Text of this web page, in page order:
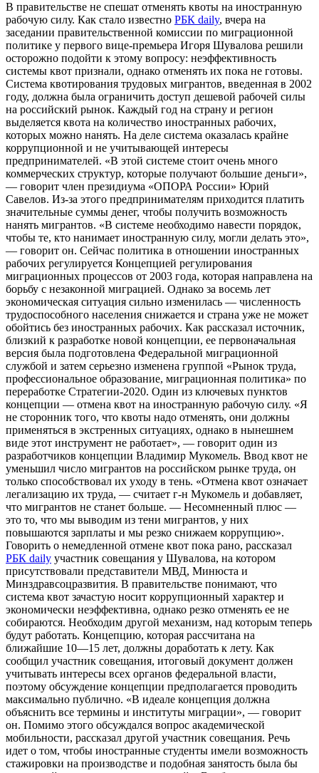
В правительстве не спешат отменять квоты на иностранную
рабочую силу. Как стало известно РБК daily, вчера на
заседании правительственной комиссии по миграционной
политике у первого вице-премьера Игоря Шувалова решили
осторожно подойти к этому вопросу: неэффективность
системы квот признали, однако отменять их пока не готовы.
Система квотирования трудовых мигрантов, введенная в 2002
году, должна была ограничить доступ дешевой рабочей силы
на российский рынок. Каждый год на страну и регион
выделяется квота на количество иностранных рабочих,
которых можно нанять. На деле система оказалась крайне
коррупционной и не учитывающей интересы
предпринимателей. «В этой системе стоит очень много
коммерческих структур, которые получают большие деньги»,
— говорит член президиума «ОПОРА России» Юрий
Савелов. Из-за этого предпринимателям приходится платить
значительные суммы денег, чтобы получить возможность
нанять мигрантов. «В системе необходимо навести порядок,
чтобы те, кто нанимает иностранную силу, могли делать это»,
— говорит он. Сейчас политика в отношении иностранных
рабочих регулируется Концепцией регулирования
миграционных процессов от 2003 года, которая направлена на
борьбу с незаконной миграцией. Однако за восемь лет
экономическая ситуация сильно изменилась — численность
трудоспособного населения снижается и страна уже не может
обойтись без иностранных рабочих. Как рассказал источник,
близкий к разработке новой концепции, ее первоначальная
версия была подготовлена Федеральной миграционной
службой и затем серьезно изменена группой «Рынок труда,
профессиональное образование, миграционная политика» по
переработке Стратегии-2020. Один из ключевых пунктов
концепции — отмена квот на иностранную рабочую силу. «Я
не сторонник того, что квоты надо отменять, они должны
применяться в экстренных ситуациях, однако в нынешнем
виде этот инструмент не работает», — говорит один из
разработчиков концепции Владимир Мукомель. Ввод квот не
уменьшил число мигрантов на российском рынке труда, он
только способствовал их уходу в тень. «Отмена квот означает
легализацию их труда, — считает г-н Мукомель и добавляет,
что мигрантов не станет больше. — Несомненный плюс —
это то, что мы выводим из тени мигрантов, у них
повышаются зарплаты и мы резко снижаем коррупцию».
Говорить о немедленной отмене квот пока рано, рассказал
РБК daily участник совещания у Шувалова, на котором
присутствовали представители МВД, Минюста и
Минздравсоцразвития. В правительстве понимают, что
система квот зачастую носит коррупционный характер и
экономически неэффективна, однако резко отменять ее не
собираются. Необходим другой механизм, над которым теперь
будут работать. Концепцию, которая рассчитана на
ближайшие 10—15 лет, должны доработать к лету. Как
сообщил участник совещания, итоговый документ должен
учитывать интересы всех органов федеральной власти,
поэтому обсуждение концепции предполагается проводить
максимально публично. «В идеале концепция должна
объяснить все термины и институты миграции», — говорит
он. Помимо этого обсуждался вопрос академической
мобильности, рассказал другой участник совещания. Речь
идет о том, чтобы иностранные студенты имели возможность
стажировки на производстве и подобная занятость была бы